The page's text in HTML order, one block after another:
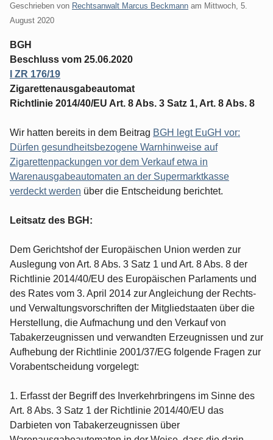
Geschrieben von Rechtsanwalt Marcus Beckmann am Mittwoch, 5.
August 2020
BGH
Beschluss vom 25.06.2020
I ZR 176/19
Zigarettenausgabeautomat
Richtlinie 2014/40/EU Art. 8 Abs. 3 Satz 1, Art. 8 Abs. 8
Wir hatten bereits in dem Beitrag BGH legt EuGH vor:
Dürfen gesundheitsbezogene Warnhinweise auf
Zigarettenpackungen vor dem Verkauf etwa in
Warenausgabeautomaten an der Supermarktkasse
verdeckt werden über die Entscheidung berichtet.
Leitsatz des BGH:
Dem Gerichtshof der Europäischen Union werden zur
Auslegung von Art. 8 Abs. 3 Satz 1 und Art. 8 Abs. 8 der
Richtlinie 2014/40/EU des Europäischen Parlaments und
des Rates vom 3. April 2014 zur Angleichung der Rechts-
und Verwaltungsvorschriften der Mitgliedstaaten über die
Herstellung, die Aufmachung und den Verkauf von
Tabakerzeugnissen und verwandten Erzeugnissen und zur
Aufhebung der Richtlinie 2001/37/EG folgende Fragen zur
Vorabentscheidung vorgelegt:
1. Erfasst der Begriff des Inverkehrbringens im Sinne des
Art. 8 Abs. 3 Satz 1 der Richtlinie 2014/40/EU das
Darbieten von Tabakerzeugnissen über